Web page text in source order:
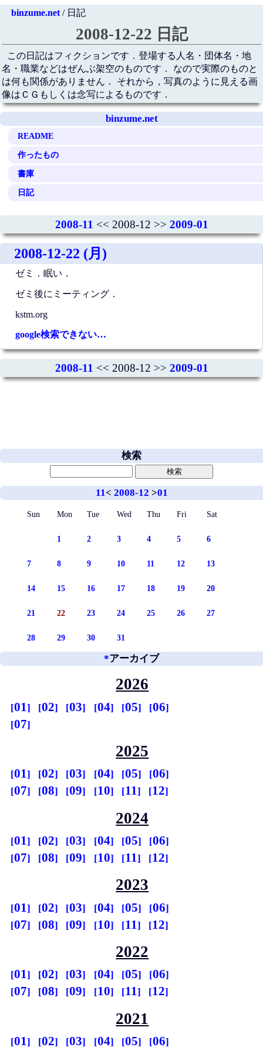
binzume.net/ 日記
2008-12-22 日記
この日記はフィクションです．登場する人名・団体名・地
名・職業などはぜんぶ架空のものです． なので実際のものと
は何も関係がありません． それから，写真のように見える画
像はＣＧもしくは念写によるものです．
binzume.net
README
作ったもの
書庫
日記
2008-11 << 2008-12 >> 2009-01
2008-12-22 (月)
ゼミ．眠い．
ゼミ後にミーティング．
kstm.org
google検索できない…
2008-11 << 2008-12 >> 2009-01
検索
11< 2008-12 >01
Sun Mon Tue Wed Thu Fri Sat
1 2 3 4 5 6
7 8 9 10 11 12 13
14 15 16 17 18 19 20
21 22 23 24 25 26 27
28 29 30 31
*アーカイブ
2026
01 02 03 04 05
06
07
2025
01 02 03 04 05
06
07
08 09 10 11 12
2024
01 02 03 04 05
06
07
08 09 10 11 12
2023
01 02 03 04 05
06
07
08 09 10 11 12
2022
01 02 03 04 05
06
07
08 09 10 11 12
2021
01 02 03 04 05
06